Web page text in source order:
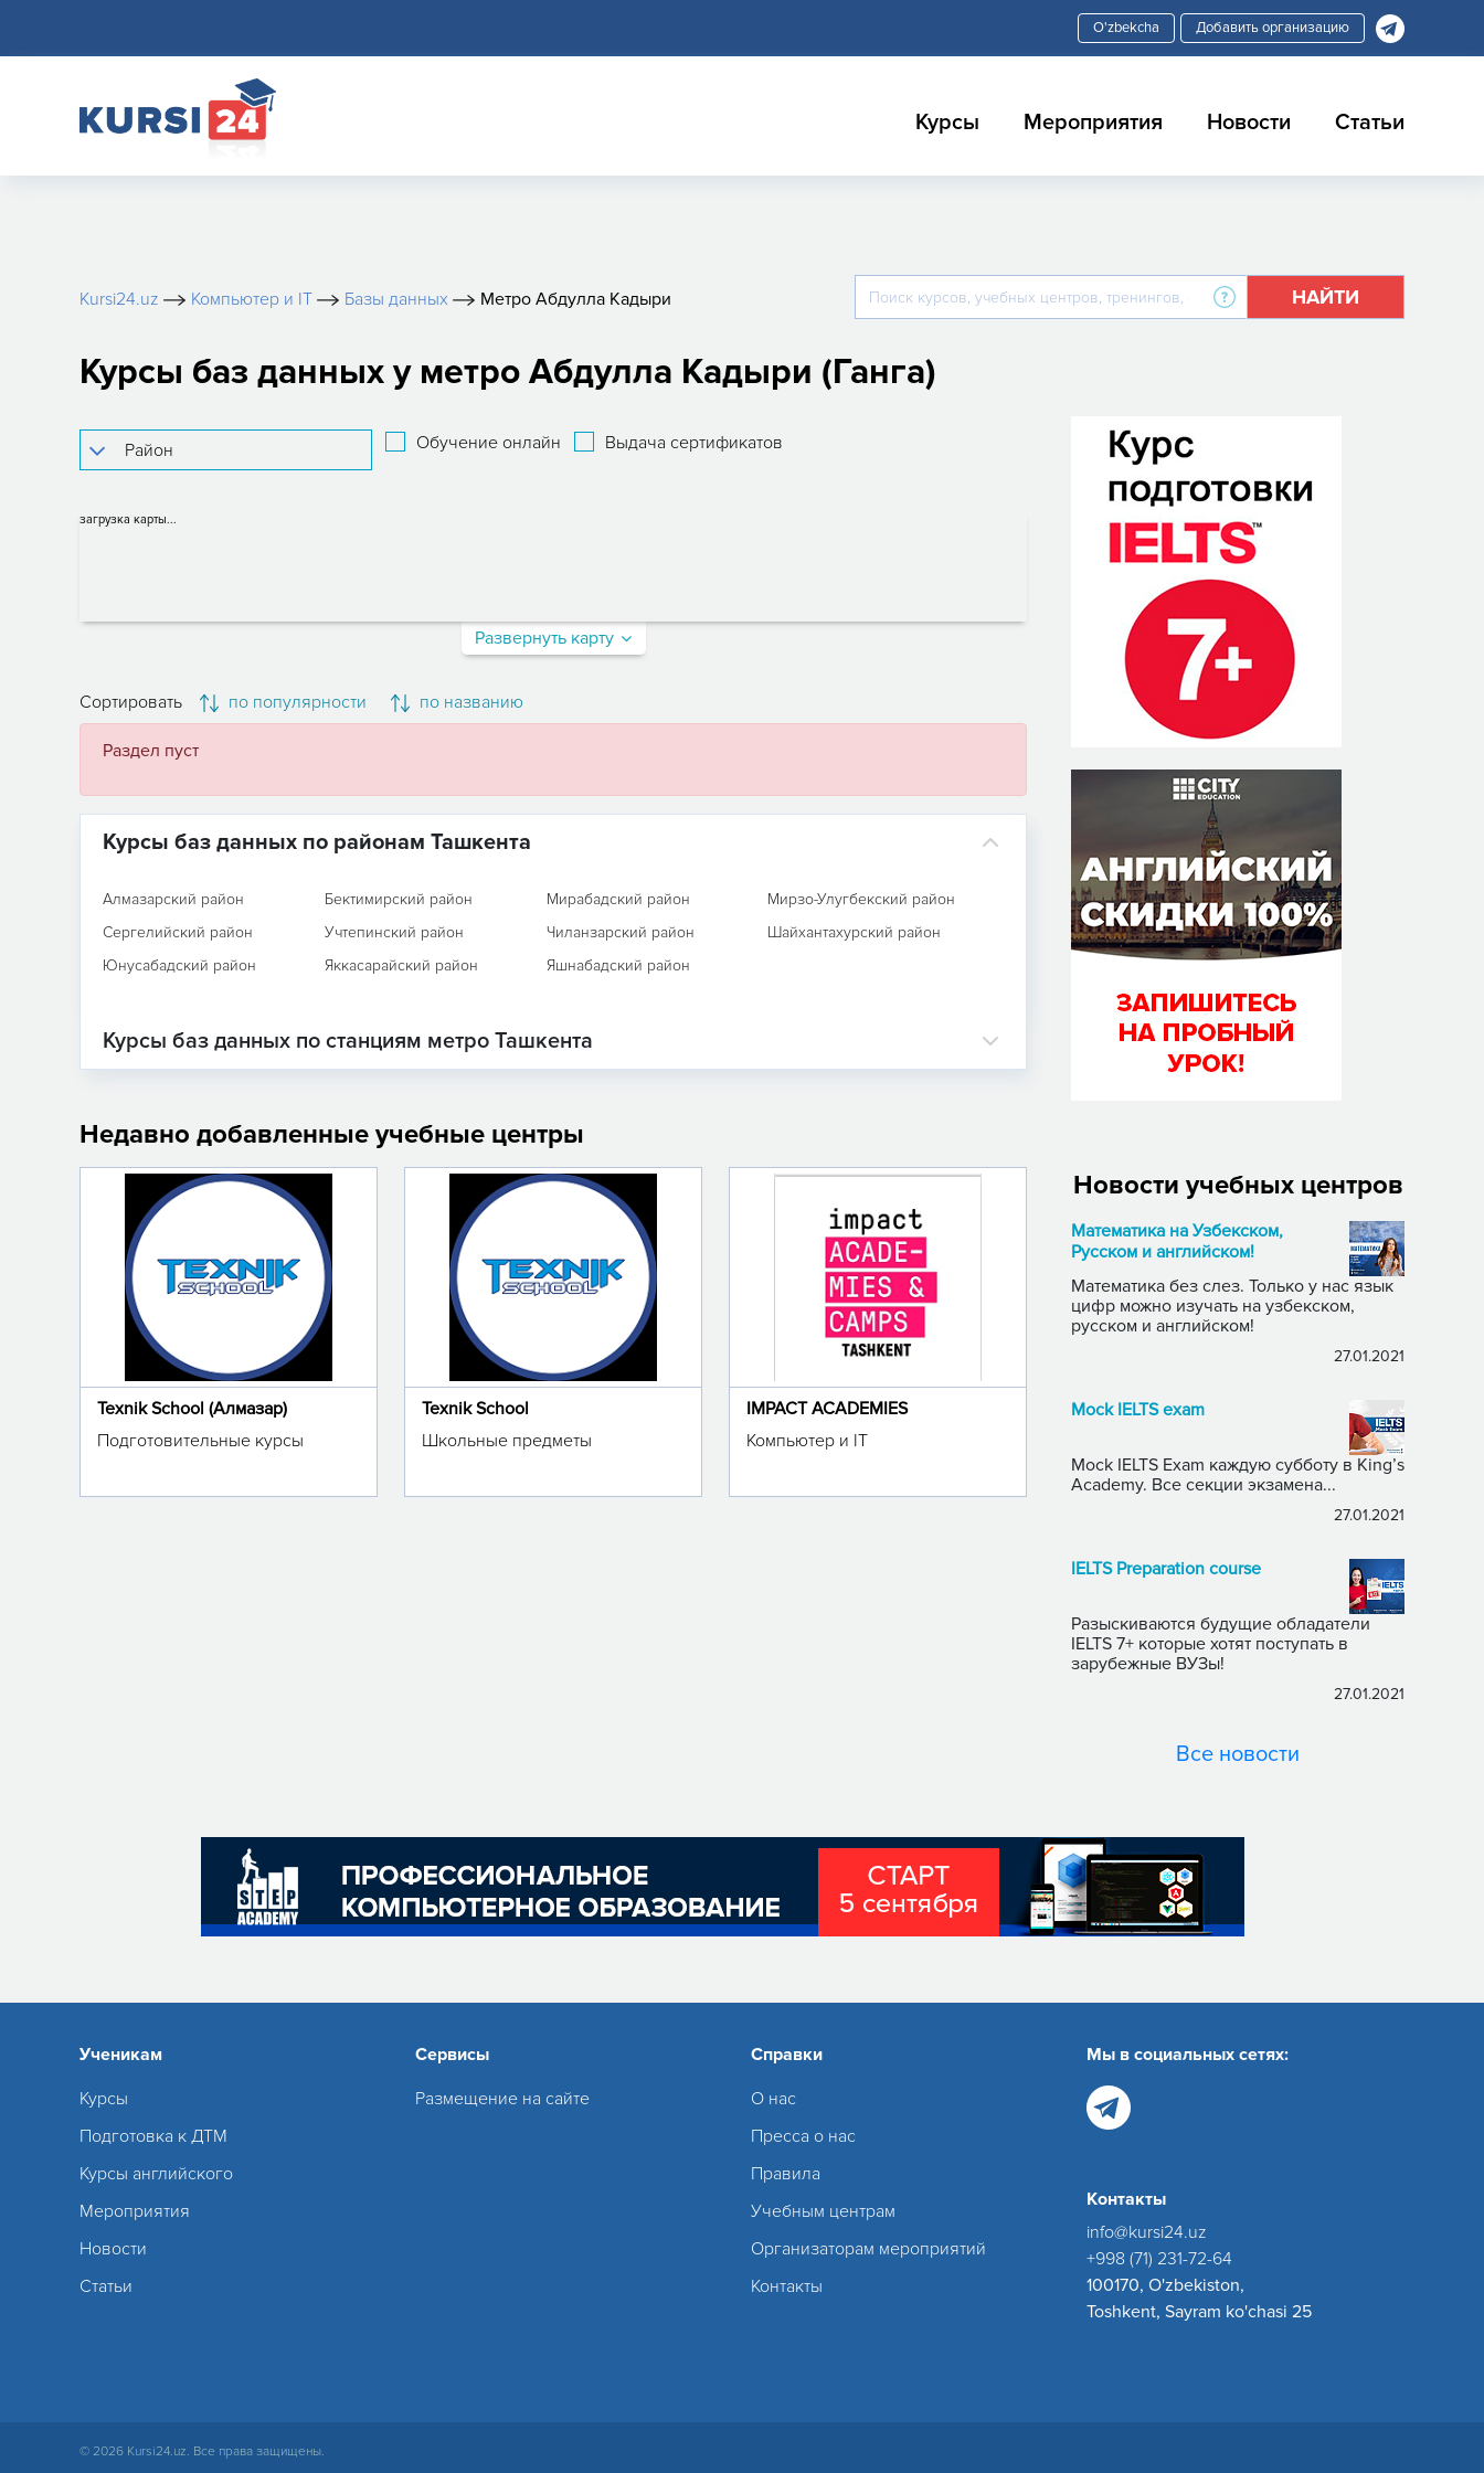
Добавить организацию
Курсы Мероприятия Новости Статьи
Kursi24.uz Компьютер и IT Базы данных Метро Абдулла Кадыри НАЙТИ
Курсы баз данных у метро Абдулла Кадыри (Ганга)
Обучение онлайн Выдача сертификатов
загрузка карты...
Развернуть карту
Сортировать по популярности по названию
Раздел пуст
Курсы баз данных по районам Ташкента
Алмазарский район Бектимирский район Мирабадский район
Мирзо-Улугбекский район
Сергелийский район
Учтепинский район Чиланзарский район
Шайхантахурский район
Юнусабадский район
Яккасарайский район Яшнабадский район
Курсы баз данных по станциям метро Ташкента
Недавно добавленные учебные центры
Texnik School (Алмазар)
Подготовительные курсы
Texnik School
Школьные предметы
IMPACT ACADEMIES
Компьютер и IT
Новости учебных центров
Математика на Узбекском,
Русском и английском!
Математика без слез. Только у нас язык
цифр можно изучать на узбекском,
русском и английском!
27.01.2021
Mock IELTS exam
Mock IELTS Exam каждую субботу в King’s
Academy. Все секции экзамена...
27.01.2021
IELTS Preparation course
Разыскиваются будущие обладатели
IELTS 7+ которые хотят поступать в
зарубежные ВУЗы!
27.01.2021
Все новости
Ученикам
Курсы
Подготовка к ДТМ
Курсы английского
Мероприятия
Новости
Статьи
Сервисы
Размещение на сайте
Справки
О нас
Пресса о нас
Правила
Учебным центрам
Организаторам мероприятий
Контакты
Мы в социальных сетях:
Контакты
info@kursi24.uz
+998 (71) 231-72-64
100170, O'zbekiston,
Toshkent, Sayram ko'chasi 25
© 2026 Kursi24.uz. Все права защищены.